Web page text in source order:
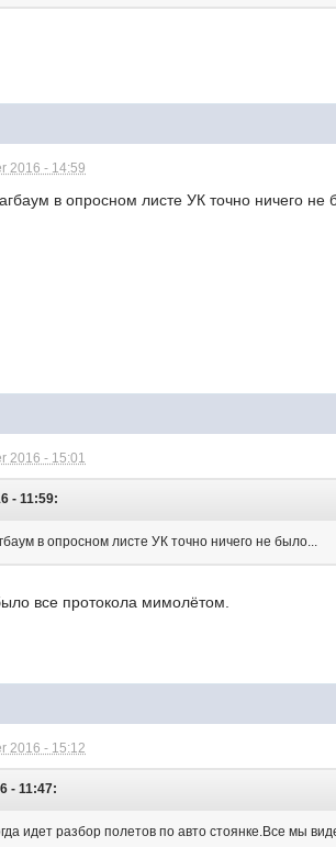
2016 - 14:59
в опросном листе УК точно ничего не
2016 - 15:01
- 11:59:
в опросном листе УК точно ничего не было...
все протокола мимолётом.
2016 - 15:12
- 11:47:
идет разбор полетов по авто стоянке.Все мы